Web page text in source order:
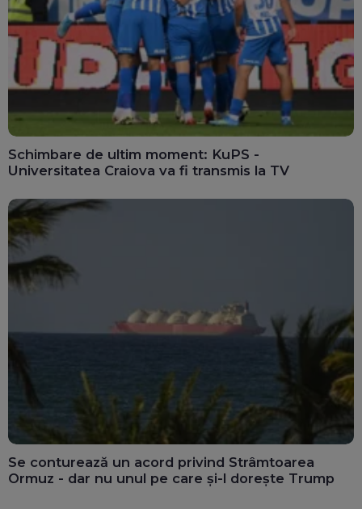
Schimbare de ultim moment: KuPS -
Universitatea Craiova va fi transmis la TV
Se conturează un acord privind Strâmtoarea
Ormuz - dar nu unul pe care și-l dorește Trump